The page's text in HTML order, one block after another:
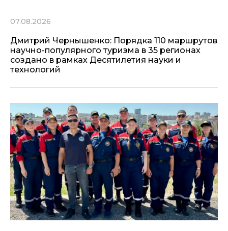
07.08.2026
Дмитрий Чернышенко: Порядка 110 маршрутов
научно-популярного туризма в 35 регионах
создано в рамках Десятилетия науки и
технологий